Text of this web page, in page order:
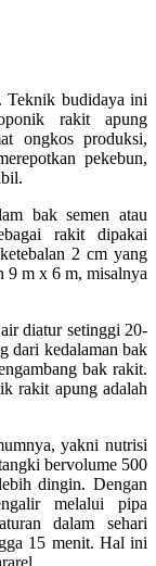
Teknik budidaya ini
rakit apung
ongkos produksi,
pekebun,
bak semen atau
rakit dipakai
2 cm yang
9 m x 6 m, misalnya
diatur setinggi 20-
dari kedalaman bak
bak rakit.
rakit apung adalah
yakni nutrisi
bervolume 500
dingin. Dengan
melalui pipa
dalam sehari
15 menit. Hal ini